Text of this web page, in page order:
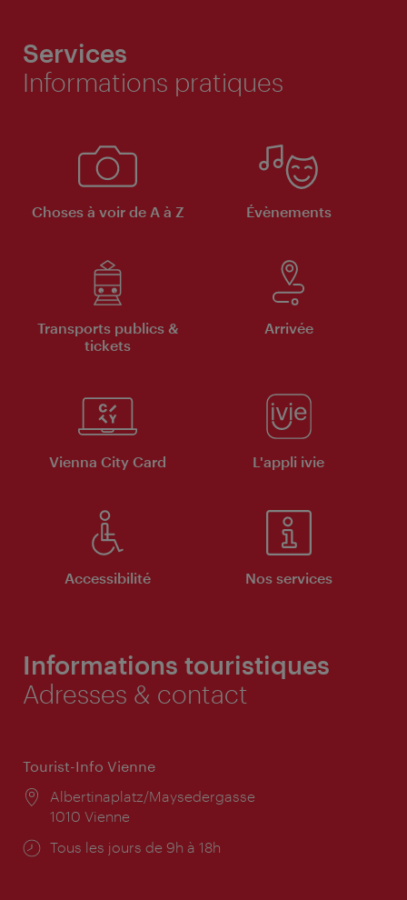
Services
Informations pratiques
Choses à voir de A à Z Évènements
Transports publics &
tickets
Arrivée
Vienna City Card L'appli ivie
Accessibilité Nos services
Informations touristiques
Adresses & contact
Tourist-Info Vienne
Lieu:
Albertinaplatz/Maysedergasse
1010 Vienne
Horaires
Tous les jours de 9h à 18h